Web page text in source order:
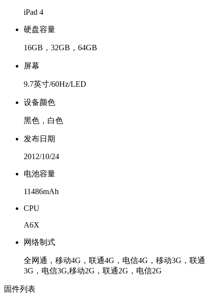
iPad 4
硬盘容量
16GB，32GB，64GB
屏幕
9.7英寸/60Hz/LED
设备颜色
黑色，白色
发布日期
2012/10/24
电池容量
11486mAh
CPU
A6X
网络制式
全网通，移动4G，联通4G，电信4G，移动3G，联通
3G，电信3G,移动2G，联通2G，电信2G
固件列表